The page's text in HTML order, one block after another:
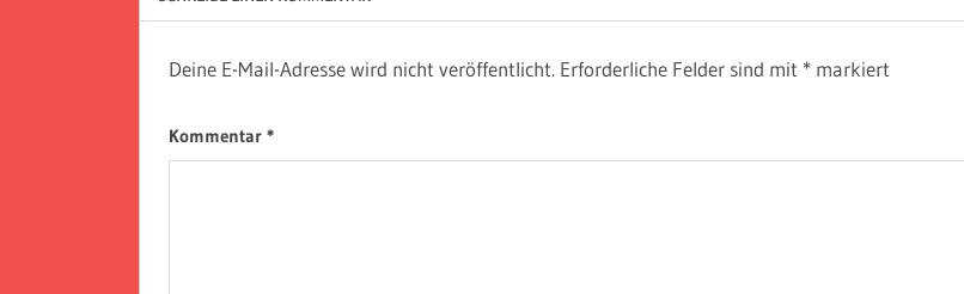
Deine E-Mail-Adresse wird nicht veröffentlicht. Erforderliche Felder sind mit * markiert
Kommentar *